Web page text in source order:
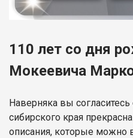
110 лет со дня
Мокеевича
Наверняка вы согласитесь
сибирского края
описания, которые можно